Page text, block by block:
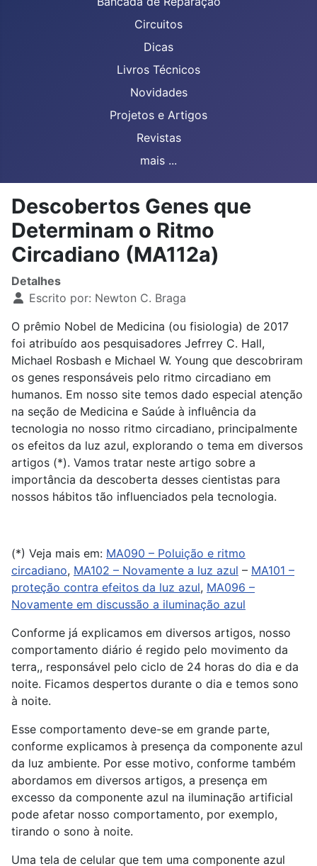
Circuitos
Dicas
Livros Técnicos
Novidades
Projetos e Artigos
Revistas
mais ...
Descobertos Genes que
Determinam o Ritmo
Circadiano (MA112a)
Detalhes
Escrito por: Newton C. Braga
O prêmio Nobel de Medicina (ou fisiologia) de 2017
foi atribuído aos pesquisadores Jefrrey C. Hall,
Michael Rosbash e Michael W. Young que descobriram
os genes responsáveis pelo ritmo circadiano em
humanos. Em nosso site temos dado especial atenção
na seção de Medicina e Saúde à influência da
tecnologia no nosso ritmo circadiano, principalmente
os efeitos da luz azul, explorando o tema em diversos
artigos (*). Vamos tratar neste artigo sobre a
importância da descoberta desses cientistas para
nossos hábitos tão influenciados pela tecnologia.
(*) Veja mais em: MA090 – Poluição e ritmo
circadiano, MA102 – Novamente a luz azul – MA101 –
proteção contra efeitos da luz azul, MA096 –
Novamente em discussão a iluminação azul
Conforme já explicamos em diversos artigos, nosso
comportamento diário é regido pelo movimento da
terra,, responsável pelo ciclo de 24 horas do dia e da
noite. Ficamos despertos durante o dia e temos sono
à noite.
Esse comportamento deve-se em grande parte,
conforme explicamos à presença da componente azul
da luz ambiente. Por esse motivo, conforme também
abordamos em diversos artigos, a presença em
excesso da componente azul na iluminação artificial
pode afetar nosso comportamento, por exemplo,
tirando o sono à noite.
Uma tela de celular que tem uma componente azul